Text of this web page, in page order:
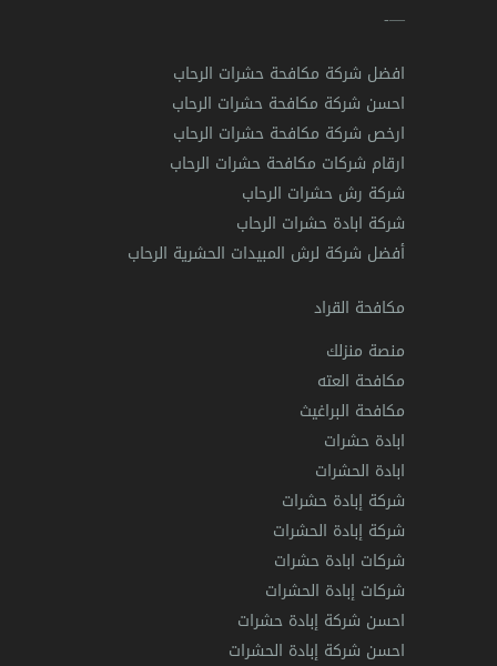
—-
افضل شركة مكافحة حشرات الرحاب
احسن شركة مكافحة حشرات الرحاب
ارخص شركة مكافحة حشرات الرحاب
ارقام شركات مكافحة حشرات الرحاب
شركة رش حشرات الرحاب
شركة ابادة حشرات الرحاب
أفضل شركة لرش المبيدات الحشرية الرحاب
مكافحة القراد
منصة منزلك
مكافحة العته
مكافحة البراغيث
ابادة حشرات
ابادة الحشرات
شركة إبادة حشرات
شركة إبادة الحشرات
شركات ابادة حشرات
شركات إبادة الحشرات
احسن شركة إبادة حشرات
احسن شركة إبادة الحشرات